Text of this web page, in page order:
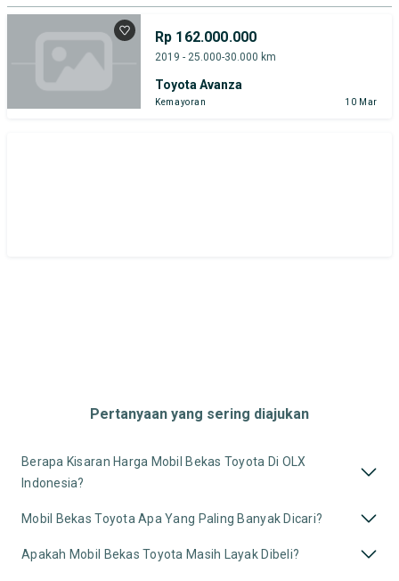
Rp 162.000.000
2019 - 25.000-30.000 km
Toyota Avanza
Kemayoran 10 Mar
Pertanyaan yang sering diajukan
Berapa Kisaran Harga Mobil Bekas Toyota Di OLX
Indonesia?
Mobil Bekas Toyota Apa Yang Paling Banyak Dicari?
Apakah Mobil Bekas Toyota Masih Layak Dibeli?